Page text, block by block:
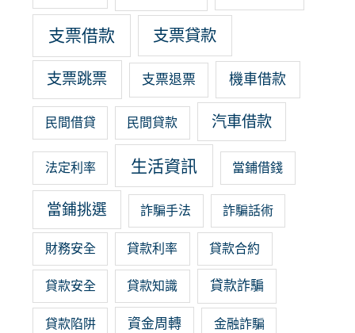
支票借款 支票貸款
支票跳票 支票退票 機車借款
民間借貸 民間貸款 汽車借款
法定利率 生活資訊 當鋪借錢
當鋪挑選 詐騙手法 詐騙話術
財務安全 貸款利率 貸款合約
貸款安全 貸款知識 貸款詐騙
貸款陷阱 資金周轉 金融詐騙